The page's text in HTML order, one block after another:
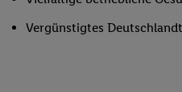
Vergünstigtes